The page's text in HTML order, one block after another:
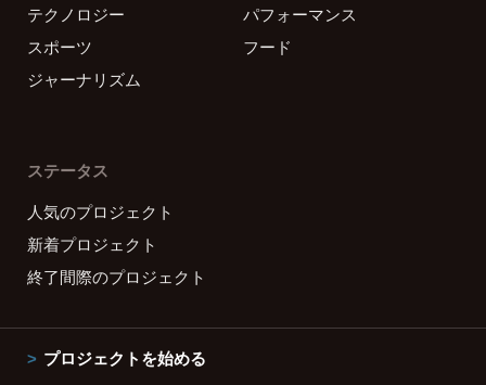
テクノロジー
パフォーマンス
スポーツ
フード
ジャーナリズム
ステータス
人気のプロジェクト
新着プロジェクト
終了間際のプロジェクト
プロジェクトを始める